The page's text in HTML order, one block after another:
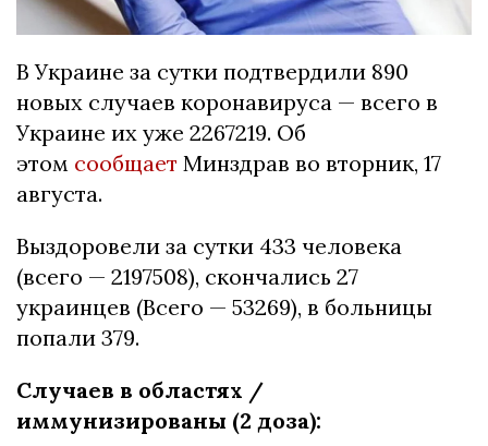
В Украине за сутки подтвердили 890
новых случаев коронавируса — всего в
Украине их уже 2267219. Об
этом сообщает Минздрав во вторник, 17
августа.
Выздоровели за сутки 433 человека
(всего — 2197508), скончались 27
украинцев (Всего — 53269), в больницы
попали 379.
Случаев в областях /
иммунизированы (2 доза):